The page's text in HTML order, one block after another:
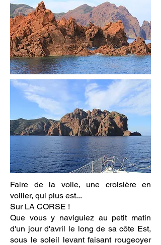
Faire de la voile, une croisière en
voilier, qui plus est...
Sur LA CORSE !
Que vous y naviguiez au petit matin
d'un jour d'avril le long de sa côte Est,
sous le soleil levant faisant rougeoyer